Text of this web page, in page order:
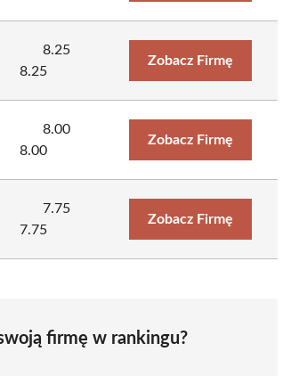
8.25
8.25
Zobacz Firmę
8.00
8.00
Zobacz Firmę
7.75
7.75
Zobacz Firmę
firmę w rankingu?